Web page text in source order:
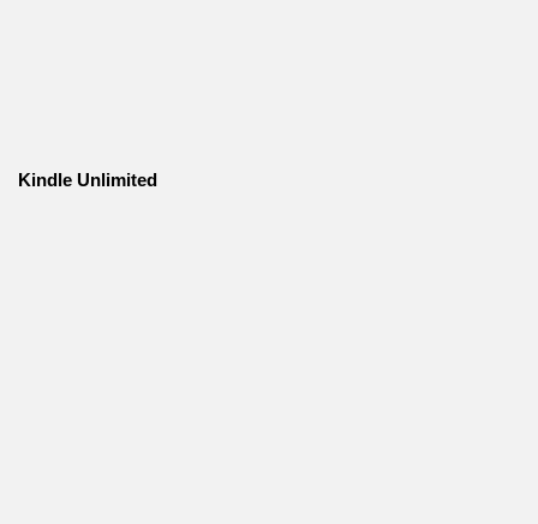
Kindle Unlimited